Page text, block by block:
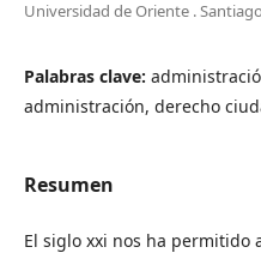
Universidad de Oriente .
Palabras clave:
administración, derecho
Resumen
El siglo xxi nos ha